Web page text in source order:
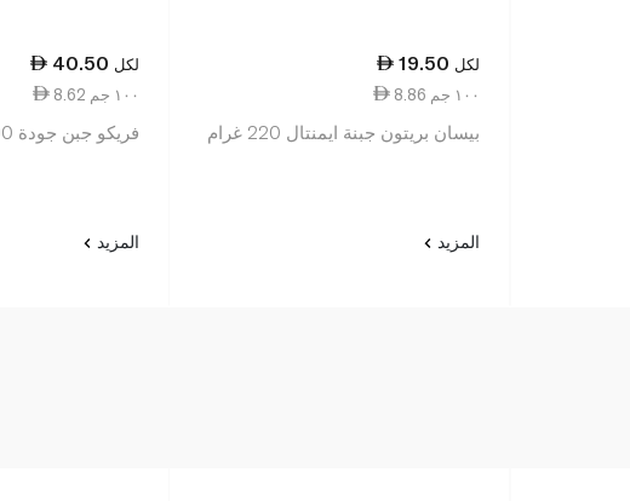
19.50 لكل
8.86 ١٠٠ جم
بيسان بريتون جبنة ايمنتال 220 غرام
المزيد
40.50 لكل
8.62 ١٠٠ جم
فريكو جبن جودة 500 غرام
المزيد